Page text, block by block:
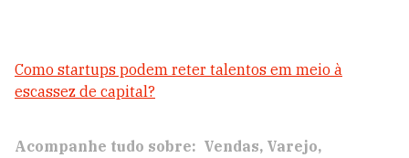
Como startups podem reter talentos em meio à
escassez de capital?
Acompanhe tudo sobre: Vendas Varejo